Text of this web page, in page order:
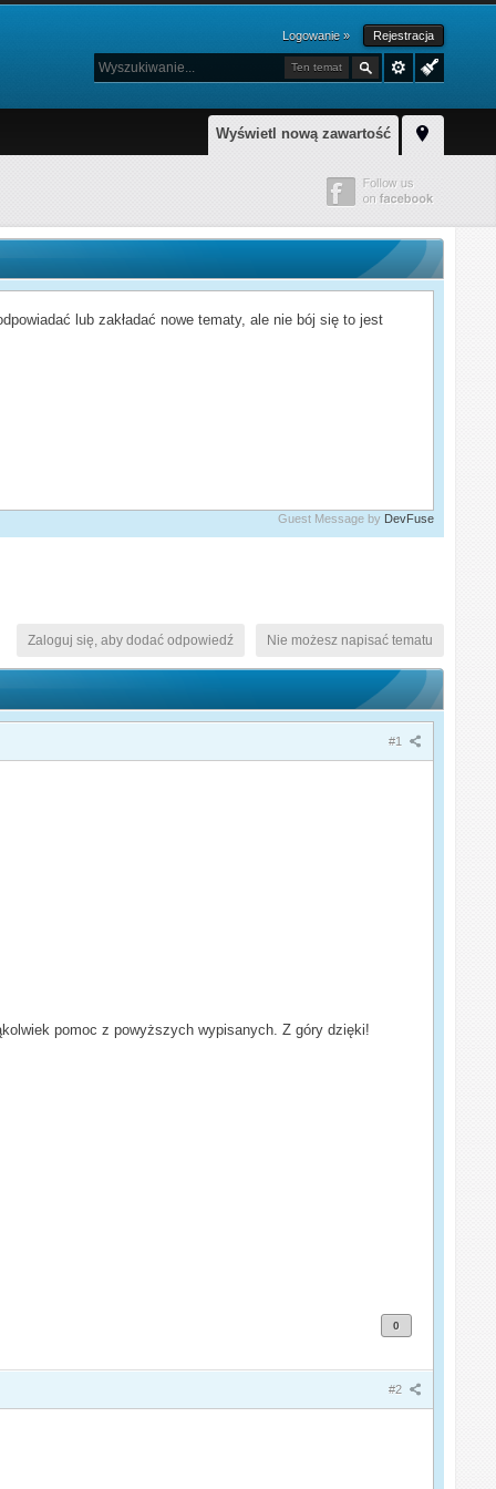
Logowanie » Rejestracja
Ten temat
Wyświetl nową zawartość
lub zakładać nowe tematy, ale nie bój się to jest
Guest Message by DevFuse
Nie możesz napisać tematu
Zaloguj się, aby dodać odpowiedź
#1
pomoc z powyższych wypisanych. Z góry dzięki!
0
#2